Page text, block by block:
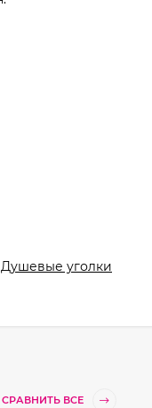
Душевые уголки
СРАВНИТЬ ВСЕ